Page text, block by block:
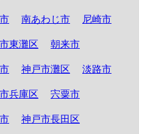
南あわじ市 尼崎市
東灘区 朝来市
神戸市灘区 淡路市
兵庫区 宍粟市
神戸市長田区